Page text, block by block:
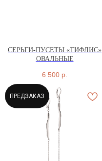
СЕРЬГИ-ПУСЕТЫ «ТИФЛИС»
ОВАЛЬНЫЕ
6 500 р.
ПРЕДЗАКАЗ